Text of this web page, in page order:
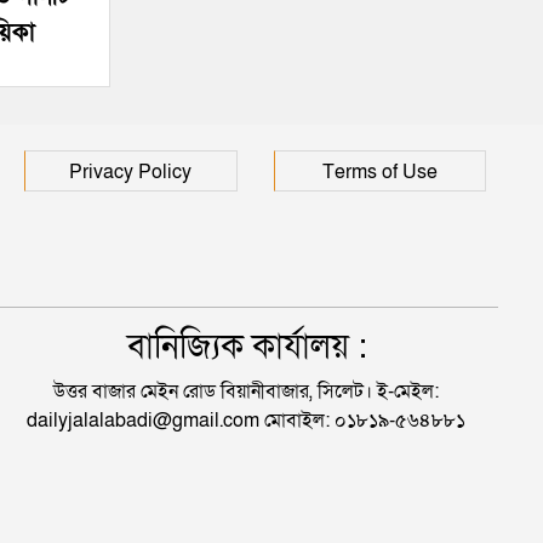
Privacy Policy Terms of Use
বানিজ্যিক কার্যালয় :
উত্তর বাজার মেইন রোড বিয়ানীবাজার, সিলেট। ই-মেইল:
dailyjalalabadi@gmail.com মোবাইল: ০১৮১৯-৫৬৪৮৮১